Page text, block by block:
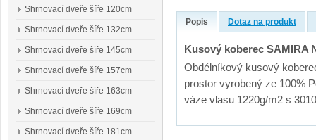
Popis Dotaz na produkt
Kusový koberec SAMIRA
Obdélníkový kusový
prostor vyrobený ze 100%
váze vlasu 1220g/m2 s
Shrnovací dveře šíře 120cm
Shrnovací dveře šíře 132cm
Shrnovací dveře šíře 145cm
Shrnovací dveře šíře 157cm
Shrnovací dveře šíře 163cm
Shrnovací dveře šíře 169cm
Shrnovací dveře šíře 181cm